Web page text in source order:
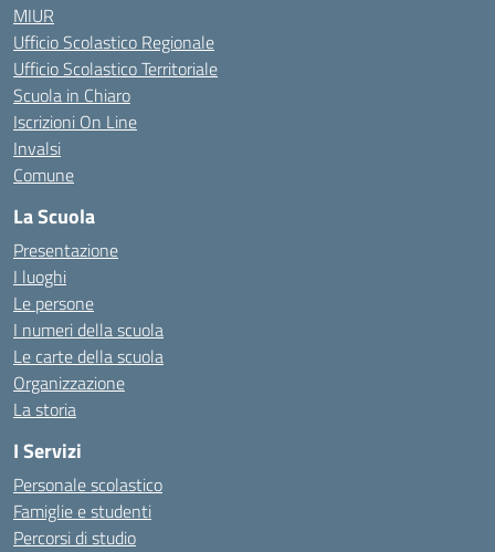
MIUR
Ufficio Scolastico Regionale
Ufficio Scolastico Territoriale
Scuola in Chiaro
Iscrizioni On Line
Invalsi
Comune
La Scuola
Presentazione
I luoghi
Le persone
I numeri della scuola
Le carte della scuola
Organizzazione
La storia
I Servizi
Personale scolastico
Famiglie e studenti
Percorsi di studio